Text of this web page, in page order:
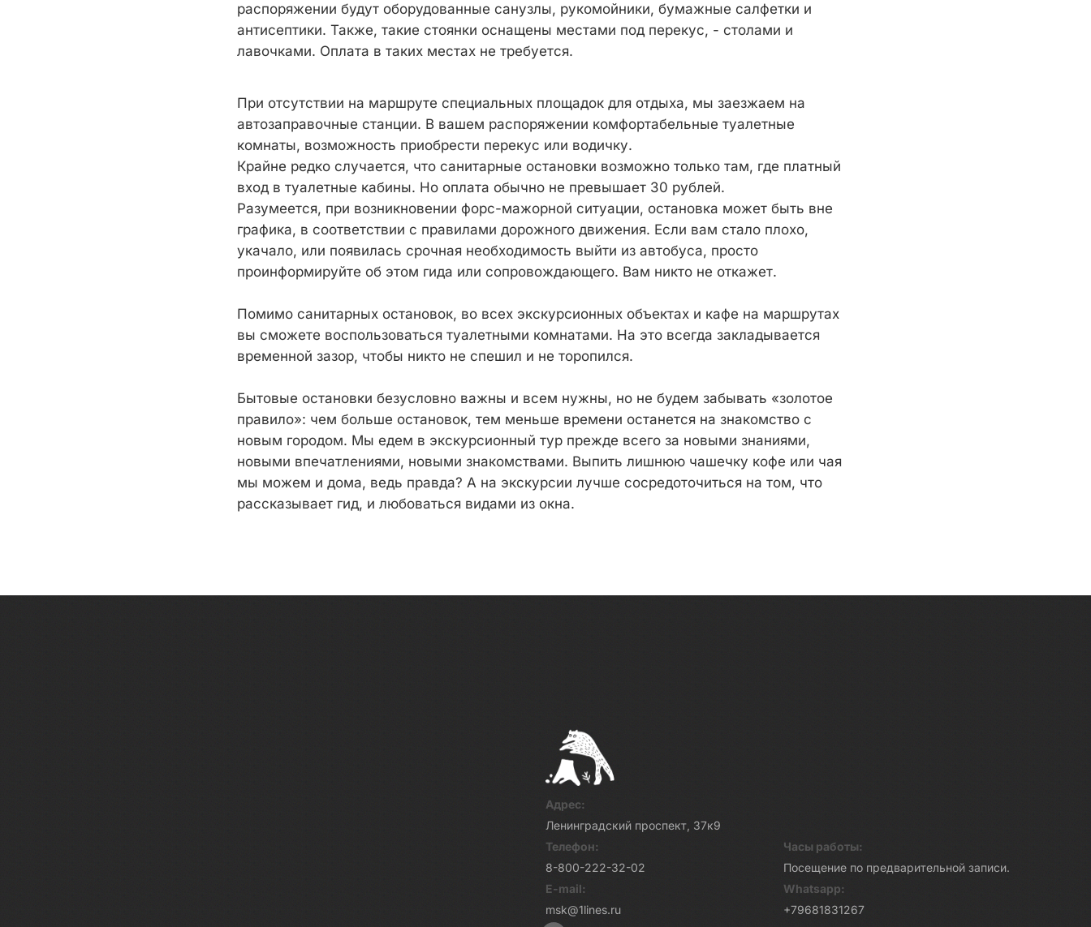
распоряжении будут оборудованные санузлы, рукомойники, бумажные салфетки и
антисептики. Также, такие стоянки оснащены местами под перекус, - столами и
лавочками. Оплата в таких местах не требуется.
При отсутствии на маршруте специальных площадок для отдыха, мы заезжаем на
автозаправочные станции. В вашем распоряжении комфортабельные туалетные
комнаты, возможность приобрести перекус или водичку.
Крайне редко случается, что санитарные остановки возможно только там, где платный
вход в туалетные кабины. Но оплата обычно не превышает 30 рублей.
Разумеется, при возникновении форс-мажорной ситуации, остановка может быть вне
графика, в соответствии с правилами дорожного движения. Если вам стало плохо,
укачало, или появилась срочная необходимость выйти из автобуса, просто
проинформируйте об этом гида или сопровождающего. Вам никто не откажет.
Помимо санитарных остановок, во всех экскурсионных объектах и кафе на маршрутах
вы сможете воспользоваться туалетными комнатами. На это всегда закладывается
временной зазор, чтобы никто не спешил и не торопился.
Бытовые остановки безусловно важны и всем нужны, но не будем забывать «золотое
правило»: чем больше остановок, тем меньше времени останется на знакомство с
новым городом. Мы едем в экскурсионный тур прежде всего за новыми знаниями,
новыми впечатлениями, новыми знакомствами. Выпить лишнюю чашечку кофе или чая
мы можем и дома, ведь правда? А на экскурсии лучше сосредоточиться на том, что
рассказывает гид, и любоваться видами из окна.
Адрес:
Ленинградский проспект, 37к9
Телефон:
8-800-222-32-02
Часы работы:
Посещение по предварительной записи.
E-mail:
msk@1lines.ru
Whatsapp:
+79681831267